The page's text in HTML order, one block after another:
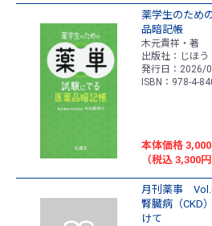
薬学生のため
品暗記帳
木元貴祥・著
出版社：じほう
発行日：2026/
ISBN：978-4-
本体価格 3,000
（税込 3,300円
月刊薬事
腎臓病（CKD
けて